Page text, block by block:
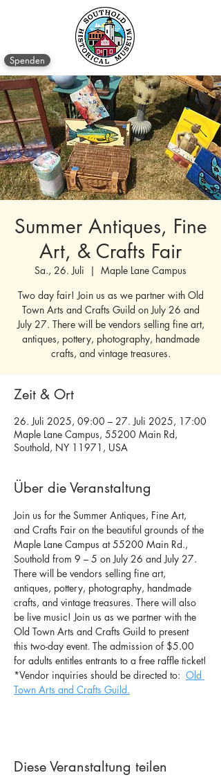
Spenden
Summer Antiques, Fine
Art, & Crafts Fair
Sa., 26. Juli
  |
Maple Lane Campus
Two day fair! Join us as we partner with Old
Town Arts and Crafts Guild on July 26 and
July 27. There will be vendors selling fine art,
antiques, pottery, photography, handmade
crafts, and vintage treasures.
Zeit & Ort
26. Juli 2025, 09:00 – 27. Juli 2025, 17:00
Maple Lane Campus, 55200 Main Rd,
Southold, NY 11971, USA
Über die Veranstaltung
Join us for the Summer Antiques, Fine Art,
and Crafts Fair on the beautiful grounds of the
Maple Lane Campus at 55200 Main Rd.,
Southold from 9 – 5 on July 26 and July 27.
There will be vendors selling fine art,
antiques, pottery, photography, handmade
crafts, and vintage treasures. There will also
be live music! Join us as we partner with the
Old Town Arts and Crafts Guild to present
this two-day event. The admission of $5.00
for adults entitles entrants to a free raffle ticket!
*Vendor inquiries should be directed to: Old
Town Arts and Crafts Guild.
Diese Veranstaltung teilen